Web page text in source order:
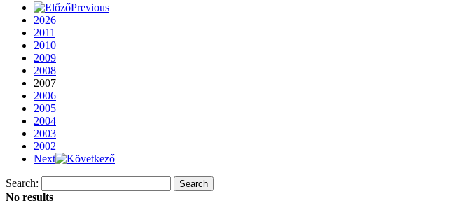
Previous
2026
2011
2010
2009
2008
2007
2006
2005
2004
2003
2002
Next
Search: Search
No results